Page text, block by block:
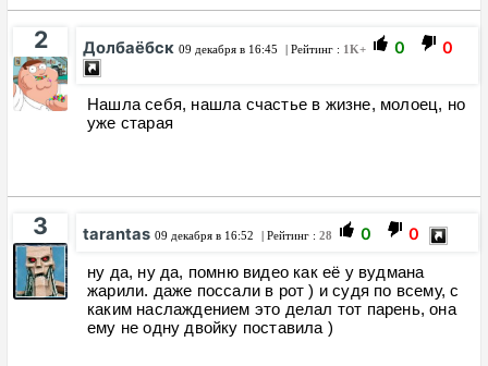
2 Долбаёбск 09 декабря в 16:45 | Рейтинг : 1K+ 0 0
Нашла себя, нашла счастье в жизне, молоец, но
уже старая
3 tarantas 09 декабря в 16:52 | Рейтинг : 28 0 0
ну да, ну да, помню видео как её у вудмана
жарили. даже поссали в рот ) и судя по всему, с
каким наслаждением это делал тот парень, она
ему не одну двойку поставила )